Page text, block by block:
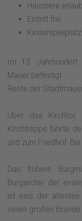
Haustiere
Eintritt frei
Im 13.
Mauer befestigt.
Reste der
Über das Kirchtor,
Kirchtreppe führte
und zum Friedhof.
Das frühere
Burgarchiv der
ist eins der
vielen großen